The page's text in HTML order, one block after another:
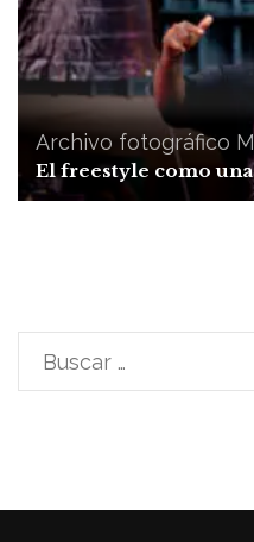
Archivo fotográfico
El freestyle como
Buscar: